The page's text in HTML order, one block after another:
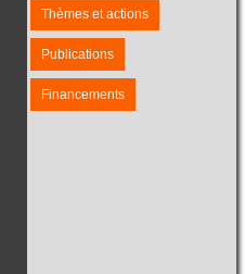
Thèmes et actions
Publications
Financements